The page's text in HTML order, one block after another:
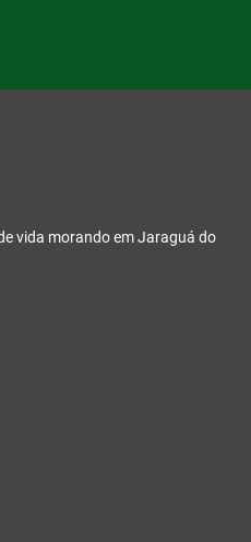
vida morando em Jaraguá do